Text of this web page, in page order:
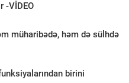
-VİDEO
müharibədə, həm də sülhdə
birini